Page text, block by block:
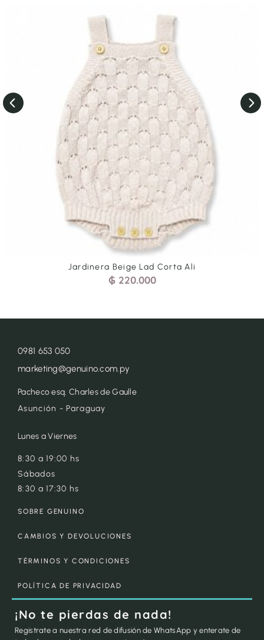
Jardinera Beige Lad Corta Ali
₲ 220.000
0981 653 050
marketing@genuino.com.py
Pacheco esq. Charles de Gaulle
Asunción - Paraguay
Lunes a Viernes
8:30 a 19:00 hs
Sábados
8:30 a 17:30 hs
SOBRE GENUINO
CAMBIOS Y DEVOLUCIONES
TÉRMINOS Y CONDICIONES
POLÍTICA DE PRIVACIDAD
¡No te pierdas de nada!
Registrate a nuestra red de difusión de WhatsApp y enterate de